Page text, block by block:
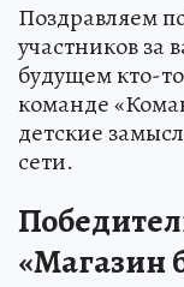
Поздравляем
участников за
будущем кто-
команде
детские
сети.
«Магазин